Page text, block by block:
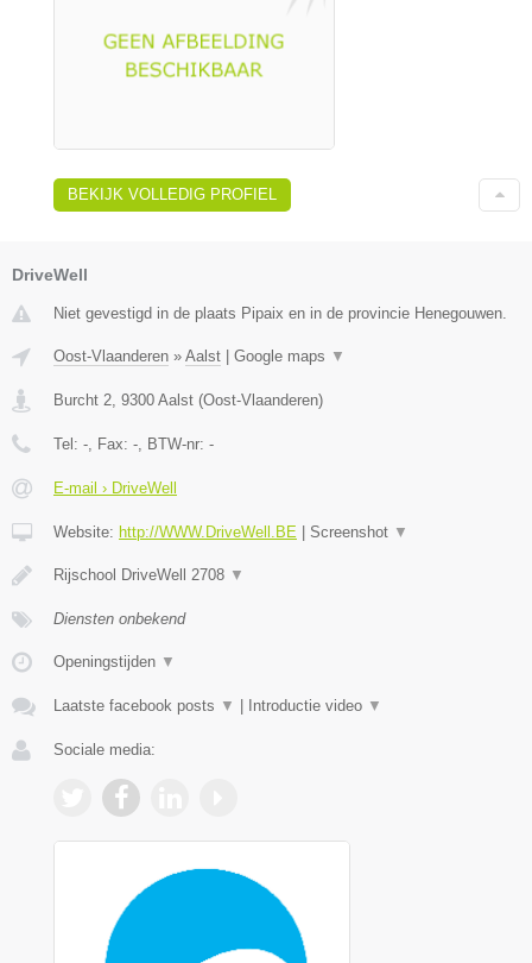
BEKIJK VOLLEDIG PROFIEL
DriveWell
Niet gevestigd in de plaats Pipaix en in de provincie Henegouwen.
Oost-Vlaanderen » Aalst | Google maps ▼
Burcht 2 9300 Aalst (Oost-Vlaanderen)
Tel: - , Fax: - , BTW-nr: -
E-mail › DriveWell
Website: http://WWW.DriveWell.BE | Screenshot ▼
Rijschool DriveWell 2708 ▼
Diensten onbekend
Openingstijden ▼
Laatste facebook posts ▼ | Introductie video ▼
Sociale media: